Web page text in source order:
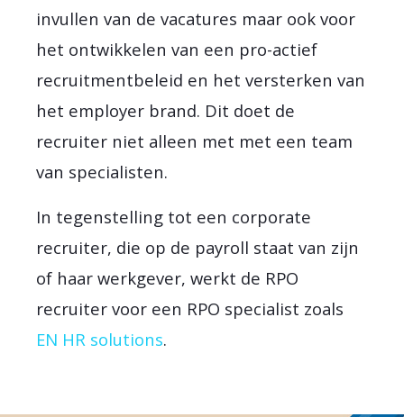
invullen van de vacatures maar ook voor
het ontwikkelen van een pro-actief
recruitmentbeleid en het versterken van
het employer brand. Dit doet de
recruiter niet alleen met met een team
van specialisten.
In tegenstelling tot een corporate
recruiter, die op de payroll staat van zijn
of haar werkgever, werkt de RPO
recruiter voor een RPO specialist zoals
EN HR solutions.